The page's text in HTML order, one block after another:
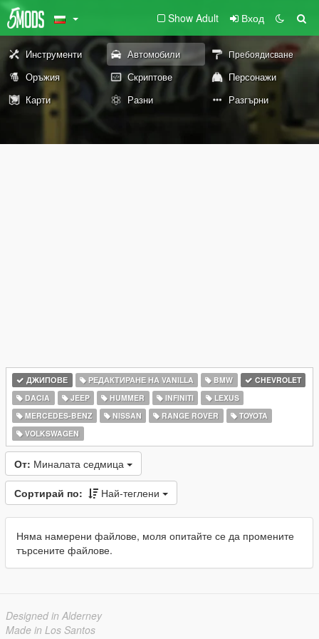
Show Adult Вход
Инструменти Автомобили Пребоядисване
Оръжия Скриптове
Персонажи
Карти
Разни Разгърни
ДЖИПОВЕ РЕДАКТИРАНЕ НА VANILLA BMW
CHEVROLET
DACIA
JEEP HUMMER INFINITI
LEXUS
MERCEDES-BENZ
NISSAN RANGE ROVER
TOYOTA
VOLKSWAGEN
От: Миналата седмица
Сортирай по: Най-теглени
Няма намерени файлове, моля опитайте се да промените
търсените файлове.
Designed in Alderney
Made in Los Santos